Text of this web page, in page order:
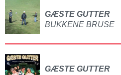
GÆSTE GUTTER
BUKKENE BRUSE
GÆSTE GUTTER